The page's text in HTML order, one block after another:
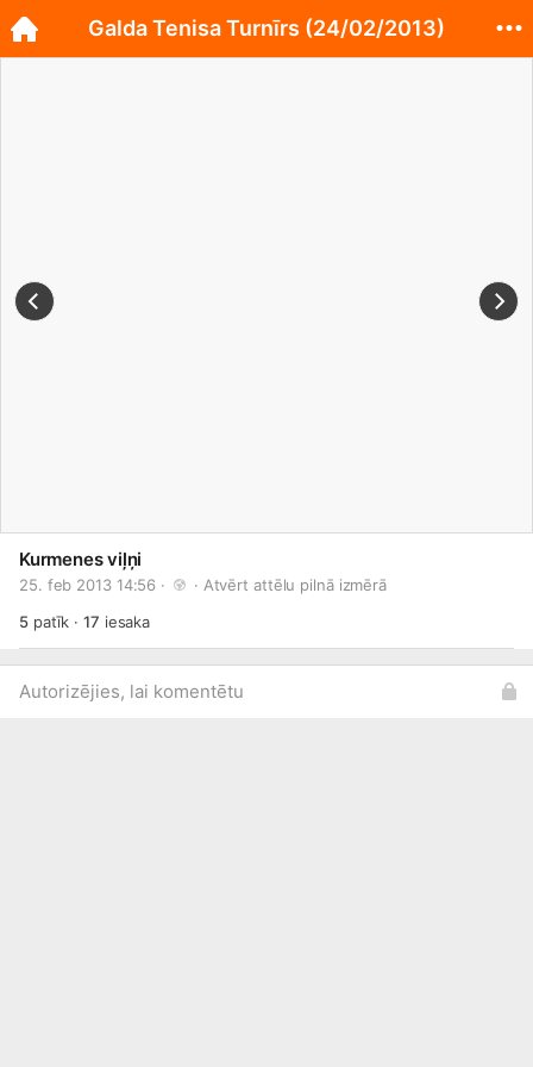
Kurmenes viļņi
25. feb 2013 14:56 · · Atvērt attēlu pilnā izmērā
5patīk ·17 iesaka
Autorizējies, lai komentētu
Galda Tenisa Turnīrs (24/02/2013)